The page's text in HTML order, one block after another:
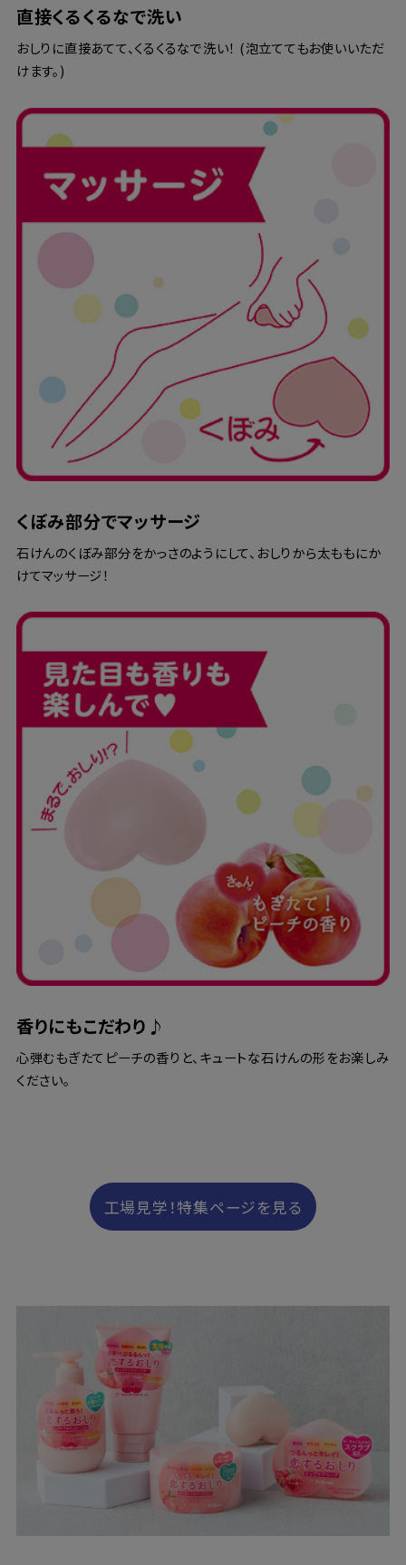
直接くるくるなで洗い
おしりに直接あてて、くるくるなで洗い！ (泡立ててもお使いいただ
けます。)
くぼみ部分でマッサージ
石けんのくぼみ部分をかっさのようにして、おしりから太ももにか
けてマッサージ！
香りにもこだわり♪
心弾むもぎたてピーチの香りと、キュートな石けんの形をお楽しみ
ください。
工場見学！特集ページを見る